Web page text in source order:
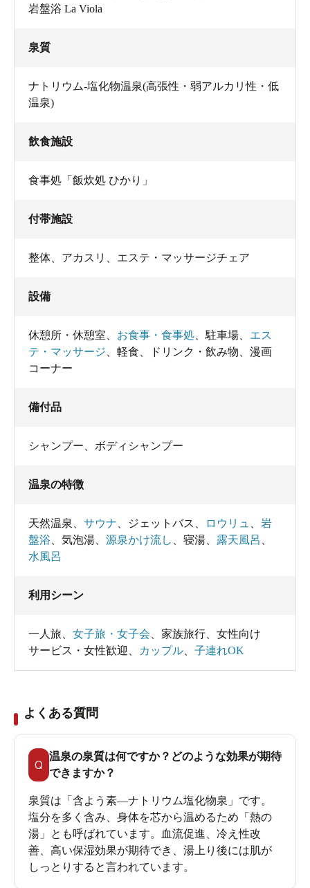
岩盤浴 La Viola
泉質
ナトリウム-塩化物温泉(高張性・弱アルカリ性・低
温泉)
飲食施設
食事処「飯炊処 ひかり」
付帯施設
整体、アカスリ、エステ・マッサージチェア
設備
休憩所・休憩室 お食事・食事処 駐車場
エス
テ・マッサージ
軽食 ドリンク・飲み物
漫画
コーナー
備付品
シャンプー ボディシャンプー
温泉の特徴
天然温泉 サウナ ジェットバス ロウリュ
岩
盤浴
気泡湯 源泉かけ流し 寝湯 露天風呂
水風呂
利用シーン
一人旅 女子旅・女子会 家族旅行
女性向け
サービス・女性歓迎
カップル 子連れOK
よくある質問
Q
温泉の泉質は何ですか？どのような効果が期待
できますか？
泉質は「含よう素―ナトリウム塩化物泉」です。
塩分を多く含み、身体を芯から温めるため「熱の
湯」とも呼ばれています。血流促進、冷え性改
善、高い保湿効果が期待でき、湯上り後には肌が
しっとりすると言われています。